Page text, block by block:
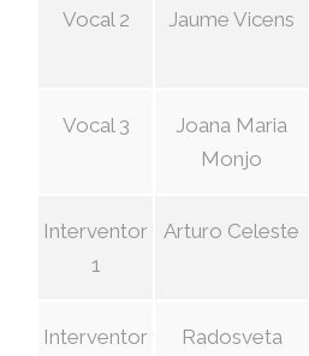
Vocal 2 Jaume Vicens
Vocal 3
Joana Maria
Monjo
Interventor
1
Arturo Celeste
Interventor
Radosveta